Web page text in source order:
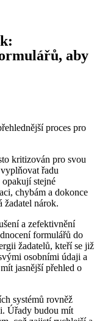
aby
proces pro
kritizován pro svou
řadu
stejné
chybám a dokonce
žadatel nárok.
a zefektivnění
formulářů do
žadatelů, kteří se již
osobními údaji a
jasnější přehled o
systémů rovněž
Úřady budou mít